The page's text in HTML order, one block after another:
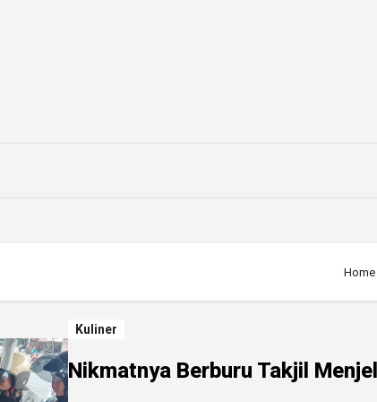
Home
Kuliner
Nikmatnya Berburu Takjil